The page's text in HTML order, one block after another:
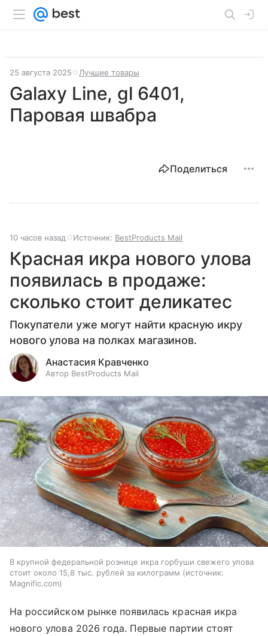
25 августа 2025 Лучшие товары
Galaxy Line, gl 6401,
Паровая швабра
Поделиться
10 часов назад Источник: BestProducts Mail
Красная икра нового улова
появилась в продаже:
сколько стоит деликатес
Покупатели уже могут найти красную икру
нового улова на полках магазинов.
Анастасия Кравченко
Автор BestProducts Mail
В крупной федеральной рознице икра горбуши свежего улова
стоит около 15,8 тыс. рублей за килограмм
источник:
Magnific.com
На российском рынке появилась красная икра
нового улова 2026 года. Первые партии стоят